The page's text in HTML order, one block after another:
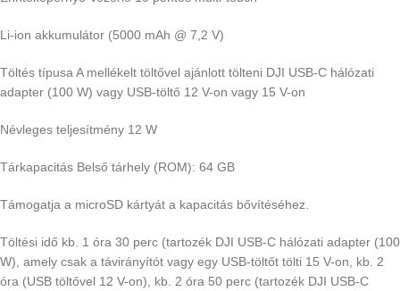
Li-ion akkumulátor (5000 mAh @ 7,2 V)
Töltés típusa A mellékelt töltővel ajánlott tölteni DJI USB-C hálózati
adapter (100 W) vagy USB-töltő 12 V-on vagy 15 V-on
Névleges teljesítmény 12 W
Tárkapacitás Belső tárhely (ROM): 64 GB
Támogatja a microSD kártyát a kapacitás bővítéséhez.
Töltési idő kb. 1 óra 30 perc (tartozék DJI USB-C hálózati adapter (100
W), amely csak a távirányítót vagy egy USB-töltőt tölti 15 V-on, kb. 2
óra (USB töltővel 12 V-on), kb. 2 óra 50 perc (tartozék DJI USB-C